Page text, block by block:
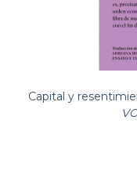
Capital y